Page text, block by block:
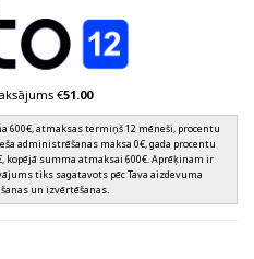
€51.00
600€, atmaksas termiņš 12 mēneši, procentu
administrēšanas maksa 0€, gada procentu
kopējā summa atmaksai 600€. Aprēķinam ir
tiks sagatavots pēc Tava aizdevuma
un izvērtēšanas.